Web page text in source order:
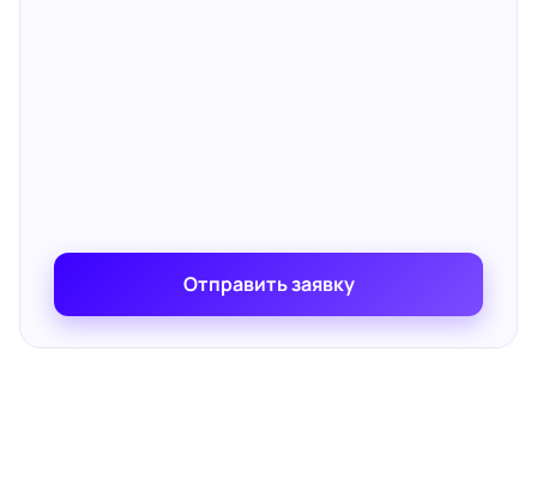
Отправить заявку